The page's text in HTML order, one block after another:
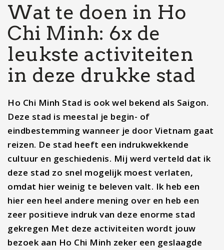
Wat te doen in Ho
Chi Minh: 6x de
leukste activiteiten
in deze drukke stad
Ho Chi Minh Stad is ook wel bekend als Saigon.
Deze stad is meestal je begin- of
eindbestemming wanneer je door Vietnam gaat
reizen. De stad heeft een indrukwekkende
cultuur en geschiedenis. Mij werd verteld dat ik
deze stad zo snel mogelijk moest verlaten,
omdat hier weinig te beleven valt. Ik heb een
hier een heel andere mening over en heb een
zeer positieve indruk van deze enorme stad
gekregen Met deze activiteiten wordt jouw
bezoek aan Ho Chi Minh zeker een geslaagde